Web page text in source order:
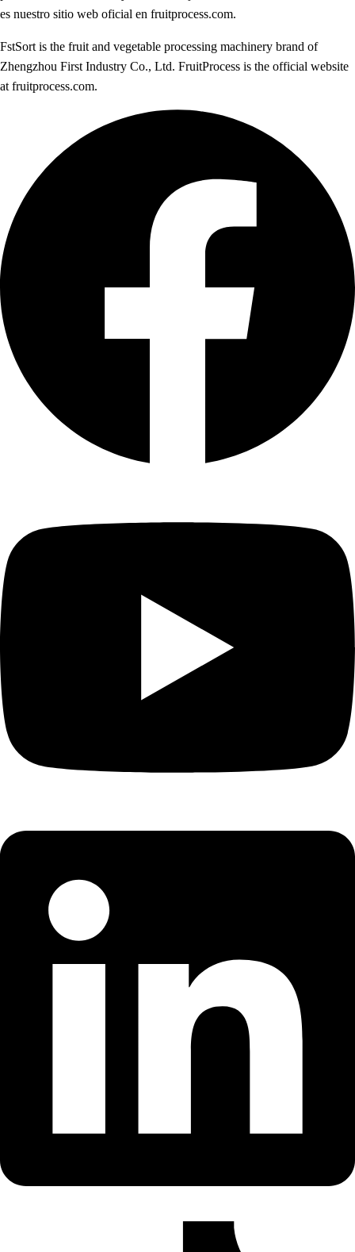
es nuestro sitio web oficial en fruitprocess.com.
FstSort is the fruit and vegetable processing machinery brand of
Zhengzhou First Industry Co., Ltd. FruitProcess is the official website
at fruitprocess.com.